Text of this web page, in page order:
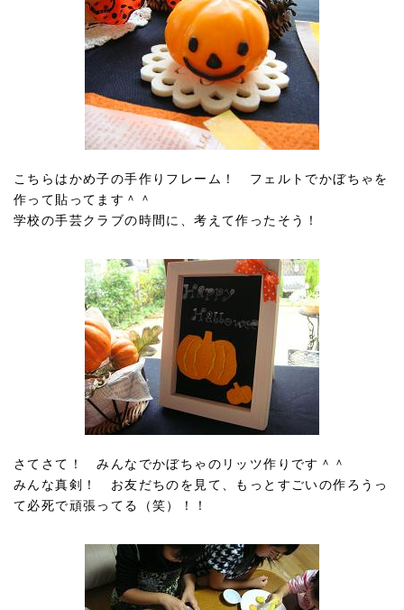
こちらはかめ子の手作りフレーム！ フェルトでかぼちゃを
作って貼ってます＾＾
学校の手芸クラブの時間に、考えて作ったそう！
さてさて！ みんなでかぼちゃのリッツ作りです＾＾
みんな真剣！ お友だちのを見て、もっとすごいの作ろうっ
て必死で頑張ってる（笑）！！